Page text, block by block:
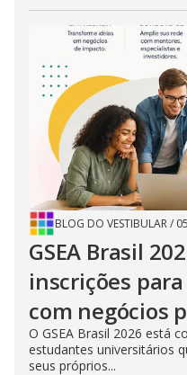
BLOG DO VESTIBULAR/
GSEA Brasil
inscrições
com negócios
O GSEA Brasil 2026 está
estudantes universitários
seus próprios...